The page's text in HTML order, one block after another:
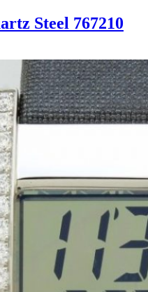
Steel 767210